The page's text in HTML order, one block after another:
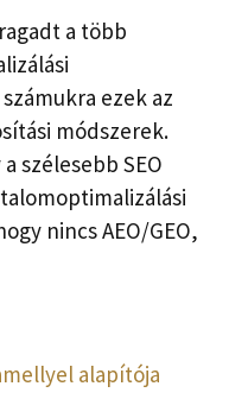
a több
ezek az
módszerek.
szélesebb SEO
nincs AEO/GEO,
alapítója